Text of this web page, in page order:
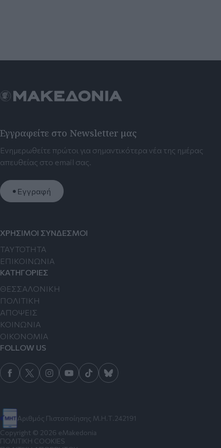
Εγγραφείτε στο Newsletter μας
Ενημερωθείτε πρώτοι για σημαντικότερα νέα της ημέρας
απευθείας στο email σας.
Εγγραφή
Αριθμός Πιστοποίησης Μ.Η.Τ.242191
ΧΡΗΣΙΜΟΙ ΣΥΝΔΕΣΜΟΙ
TAYTOTHTA
ΕΠΙΚΟΙΝΩΝΙΑ
ΚΑΤΗΓΟΡΙΕΣ
ΘΕΣΣΑΛΟΝΙΚΗ
ΠΟΛΙΤΙΚΗ
ΑΠΟΨΕΙΣ
ΚΟΙΝΩΝΙΑ
ΟΙΚΟΝΟΜΙΑ
FOLLOW US
Copyright © 2026 eMakedonia
ΠΟΛΙΤΙΚΗ COOKIES